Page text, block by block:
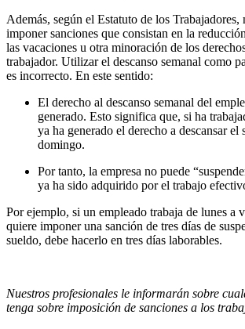
Además, según el Estatuto de los Trabajadores,
imponer sanciones que consistan en la
las vacaciones u otra minoración de los
trabajador. Utilizar el descanso semanal como
es incorrecto. En este sentido:
El derecho al descanso semanal del
generado. Esto significa que, si ha
ya ha generado el derecho a descansar el
domingo.
Por tanto, la empresa no puede
ya ha sido adquirido por el trabajo
Por ejemplo, si un empleado trabaja de lunes a
quiere imponer una sanción de tres días de
sueldo, debe hacerlo en tres días laborables.
Nuestros profesionales le informarán sobre
tenga sobre imposición de sanciones a los